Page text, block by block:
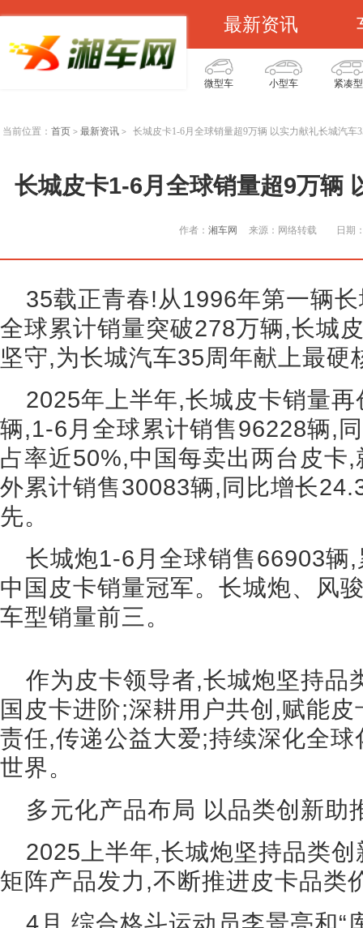
最新资讯
微型车 小型车 紧凑型
当前位置： 首页 > 最新资讯 > 长城皮卡1-6月全球销量超9万辆 以实力献礼长城汽车
长城皮卡1-6月全球销量超9万辆
作者： 湘车网 来源：网络转载 日期
35载正青春!从1996年第一辆
全球累计销量突破278万辆,长城
坚守,为长城汽车35周年献上最硬
2025年上半年,长城皮卡销量
辆,1-6月全球累计销售96228辆,
占率近50%,中国每卖出两台皮卡
外累计销售30083辆,同比增长
先。
长城炮1-6月全球销售66903辆
中国皮卡销量冠军。长城炮、风
车型销量前三。
作为皮卡领导者,长城炮坚持品
国皮卡进阶;深耕用户共创,赋能
责任,传递公益大爱;持续深化全
世界。
多元化产品布局 以品类创新助
2025上半年,长城炮坚持品类
矩阵产品发力,不断推进皮卡品类